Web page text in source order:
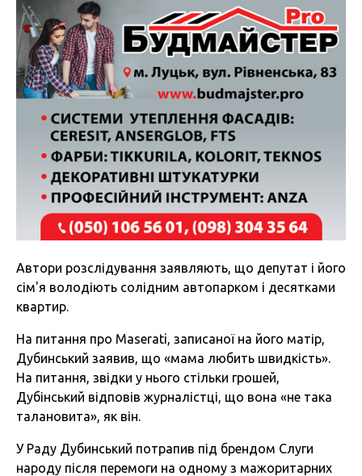
Автори розслідування заявляють, що депутат і його
сім'я володіють солідним автопарком і десятками
квартир.
На питання про Maserati, записаної на його матір,
Дубинський заявив, що «мама любить швидкість».
На питання, звідки у нього стільки грошей,
Дубінський відповів журналістці, що вона «не така
талановита», як він.
У Раду Дубинський потрапив під брендом Слуги
народу після перемоги на одному з мажоритарних